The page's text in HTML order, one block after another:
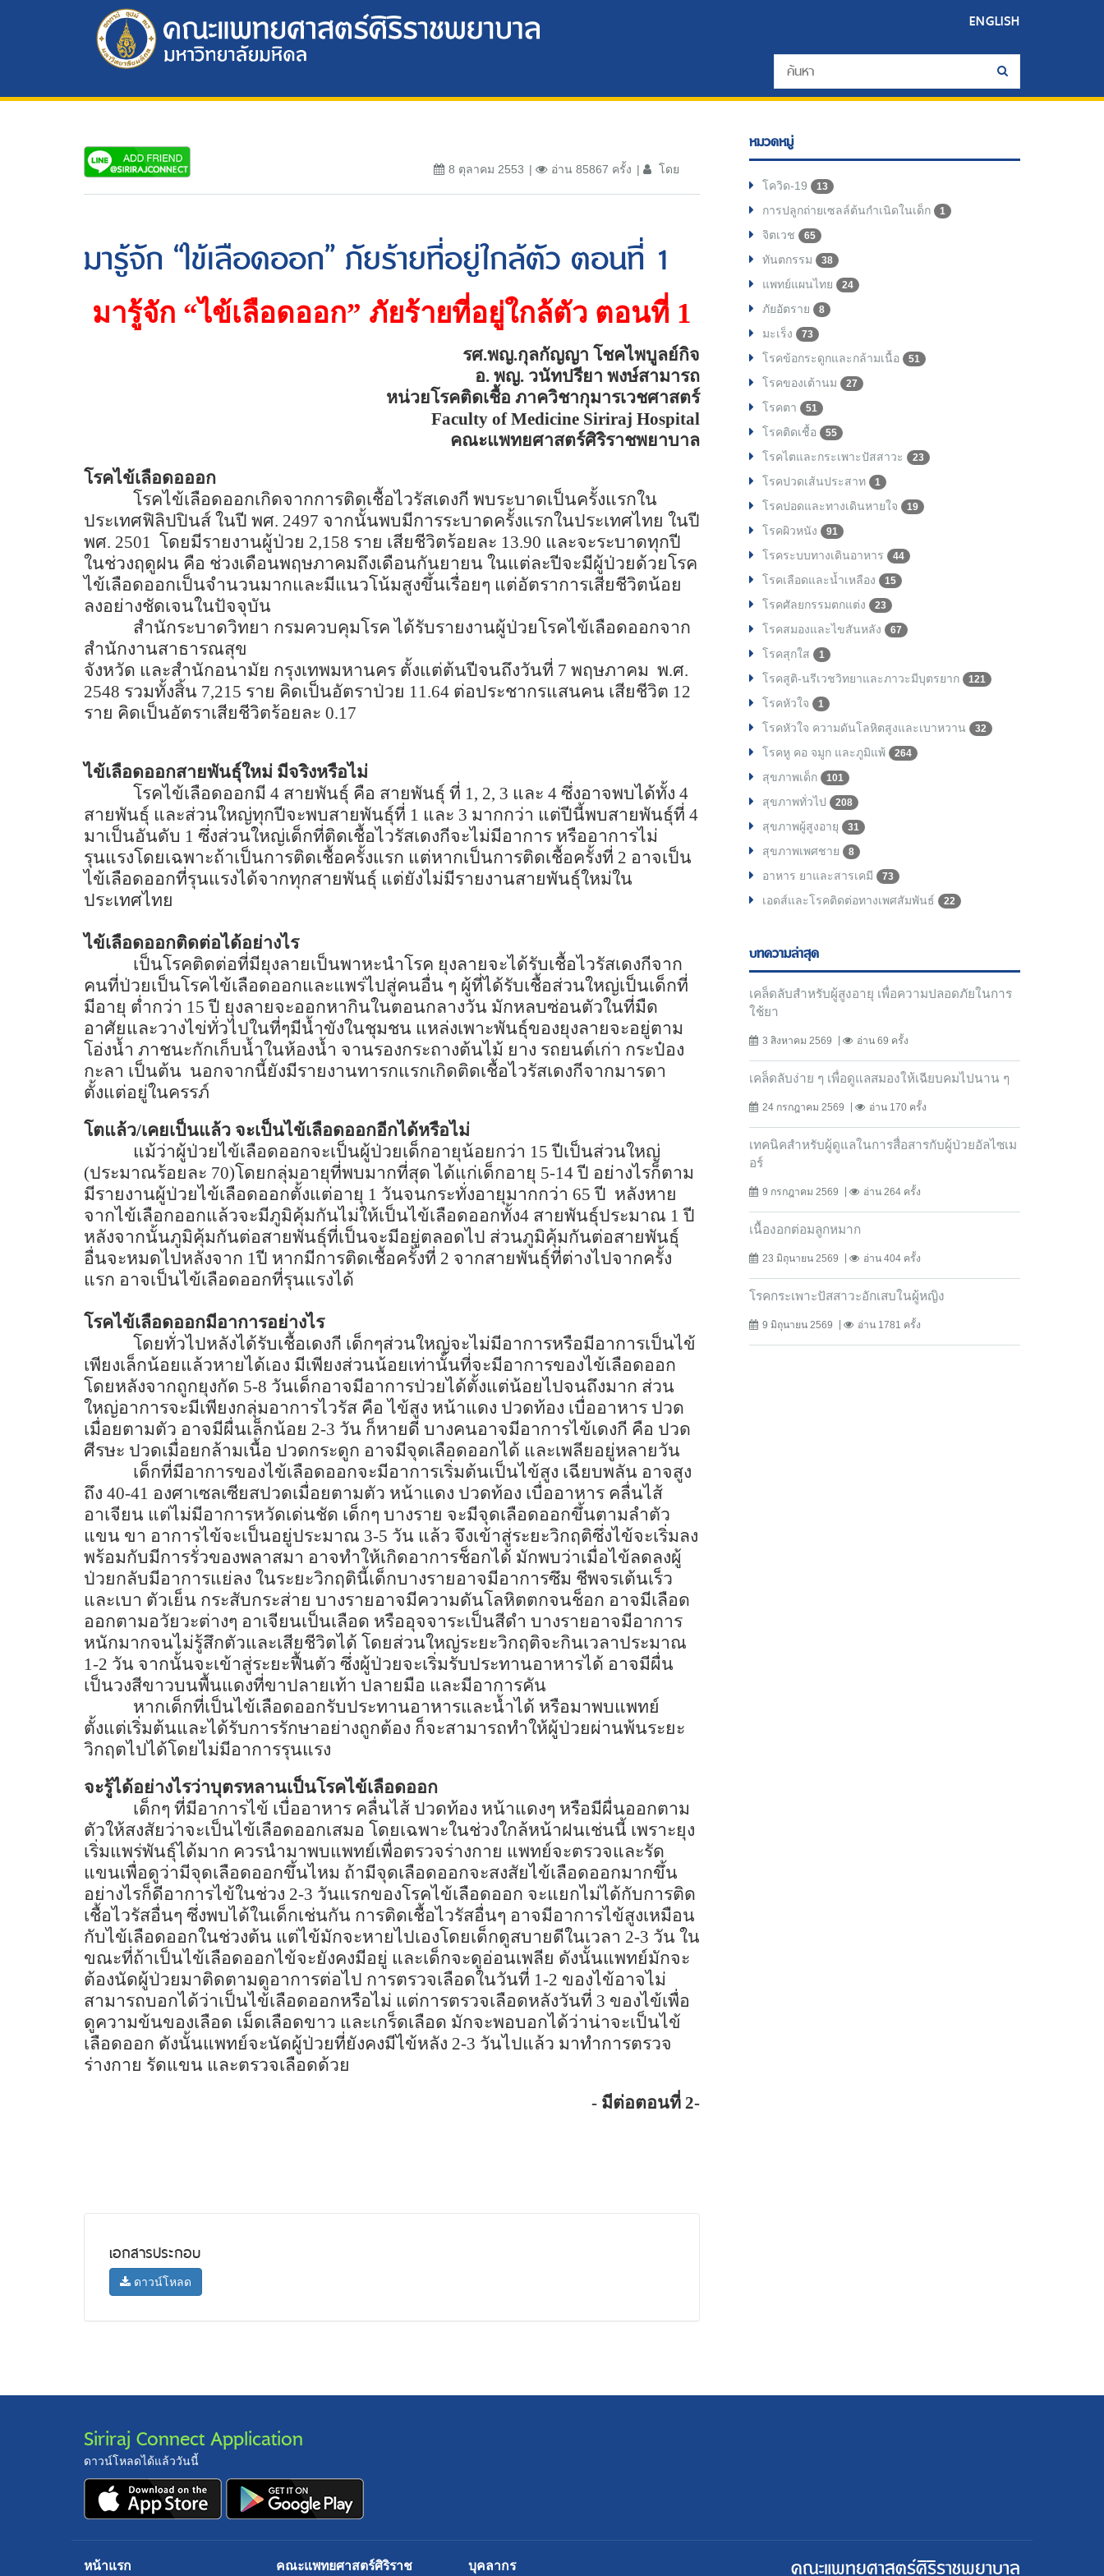
ENGLISH
8 ตุลาคม 2553 อ่าน 85867 ครั้ง โดย
มารู้จัก “ไข้เลือดออก” ภัยร้ายที่อยู่ใกล้ตัว ตอนที่ 1
มารู้จัก “ไข้เลือดออก” ภัยร้ายที่อยู่ใกล้ตัว ตอนที่ 1
รศ.พญ.กุลกัญญา โชคไพบูลย์กิจ
อ. พญ. วนัทปรียา พงษ์สามารถ
หน่วยโรคติดเชื้อ ภาควิชากุมารเวชศาสตร์
Faculty ofMedicine Siriraj Hospital
คณะแพทยศาสตร์ศิริราชพยาบาล
โรคไข้เลือดอออก
โรคไข้เลือดออกเกิดจากการติดเชื้อไวรัสเดงกี พบระบาดเป็นครั้งแรกใน
ประเทศฟิลิปปินส์ ในปี พศ. 2497 จากนั้นพบมีการระบาดครั้งแรกในประเทศไทย ในปี
พศ. 2501 โดยมีรายงานผู้ป่วย 2,158 ราย เสียชีวิตร้อยละ 13.90 และจะระบาดทุกปี
ในช่วงฤดูฝน คือ ช่วงเดือนพฤษภาคมถึงเดือนกันยายน ในแต่ละปีจะมีผู้ป่วยด้วยโรค
ไข้เลือดออกเป็นจำนวนมากและมีแนวโน้มสูงขึ้นเรื่อยๆ แต่อัตราการเสียชีวิตน้อย
ลงอย่างชัดเจนในปัจจุบัน
สำนักระบาดวิทยา กรมควบคุมโรค ได้รับรายงานผู้ป่วยโรคไข้เลือดออกจาก
สำนักงานสาธารณสุข
จังหวัด และสำนักอนามัย กรุงเทพมหานคร ตั้งแต่ต้นปีจนถึงวันที่ 7 พฤษภาคม พ.ศ.
2548 รวมทั้งสิ้น 7,215 ราย คิดเป็นอัตราป่วย 11.64 ต่อประชากรแสนคน เสียชีวิต 12
ราย คิดเป็นอัตราเสียชีวิตร้อยละ 0.17
ไข้เลือดออกสายพันธุ์ใหม่ มีจริงหรือไม่
โรคไข้เลือดออกมี 4 สายพันธุ์ คือ สายพันธุ์ ที่ 1, 2, 3 และ 4 ซึ่งอาจพบได้ทั้ง 4
สายพันธุ์ และส่วนใหญ่ทุกปีจะพบสายพันธุ์ที่ 1 และ 3 มากกว่า แต่ปีนี้พบสายพันธุ์ที่ 4
มาเป็นอันดับ 1 ซึ่งส่วนใหญ่เด็กที่ติดเชื้อไวรัสเดงกีจะไม่มีอาการ หรืออาการไม่
รุนแรงโดยเฉพาะถ้าเป็นการติดเชื้อครั้งแรก แต่หากเป็นการติดเชื้อครั้งที่ 2 อาจเป็น
ไข้เลือดออกที่รุนแรงได้จากทุกสายพันธุ์ แต่ยังไม่มีรายงานสายพันธุ์ใหม่ใน
ประเทศไทย
ไข้เลือดออกติดต่อได้อย่างไร
เป็นโรคติดต่อที่มียุงลายเป็นพาหะนำโรค ยุงลายจะได้รับเชื้อไวรัสเดงกีจาก
คนที่ป่วยเป็นโรคไข้เลือดออกและแพร่ไปสู่คนอื่น ๆ ผู้ที่ได้รับเชื้อส่วนใหญ่เป็นเด็กที่
มีอายุ ต่ำกว่า 15ปี ยุงลายจะออกหากินในตอนกลางวัน มักหลบซ่อนตัวในที่มืด
อาศัยและวางไข่ทั่วไปในที่ๆมีน้ำขังในชุมชน แหล่งเพาะพันธุ์ของยุงลายจะอยู่ตาม
โอ่งน้ำ ภาชนะกักเก็บน้ำในห้องน้ำ จานรองกระถางต้นไม้ ยาง รถยนต์เก่า กระป๋อง
กะลา เป็นต้น นอกจากนี้ยังมีรายงานทารกแรกเกิดติดเชื้อไวรัสเดงกีจากมารดา
ตั้งแต่อยู่ในครรภ์
โตแล้ว/เคยเป็นแล้ว จะเป็นไข้เลือดออกอีกได้หรือไม่
แม้ว่าผู้ป่วยไข้เลือดออกจะเป็นผู้ป่วยเด็กอายุน้อยกว่า 15ปีเป็นส่วนใหญ่
(ประมาณร้อยละ 70)โดยกลุ่มอายุที่พบมากที่สุด ได้แก่เด็กอายุ 5-14ปี อย่างไรก็ตาม
มีรายงานผู้ป่วยไข้เลือดออกตั้งแต่อายุ 1 วันจนกระทั่งอายุมากกว่า 65ปี หลังหาย
จากไข้เลือกออกแล้วจะมีภูมิคุ้มกันไม่ให้เป็นไข้เลือดออกทั้ง4 สายพันธุ์ประมาณ 1ปี
หลังจากนั้นภูมิคุ้มกันต่อสายพันธุ์ที่เป็นจะมีอยู่ตลอดไป ส่วนภูมิคุ้มกันต่อสายพันธุ์
อื่นจะหมดไปหลังจาก 1ปี หากมีการติดเชื้อครั้งที่ 2 จากสายพันธุ์ที่ต่างไปจากครั้ง
แรก อาจเป็นไข้เลือดออกที่รุนแรงได้
โรคไข้เลือดออกมีอาการอย่างไร
โดยทั่วไปหลังได้รับเชื้อเดงกี เด็กๆส่วนใหญ่จะไม่มีอาการหรือมีอาการเป็นไข้
เพียงเล็กน้อยแล้วหายได้เอง มีเพียงส่วนน้อยเท่านั้นที่จะมีอาการของไข้เลือดออก
โดยหลังจากถูกยุงกัด 5-8 วันเด็กอาจมีอาการป่วยได้ตั้งแต่น้อยไปจนถึงมาก ส่วน
ใหญ่อาการจะมีเพียงกลุ่มอาการไวรัส คือ ไข้สูง หน้าแดง ปวดท้อง เบื่ออาหาร ปวด
เมื่อยตามตัว อาจมีผื่นเล็กน้อย 2-3 วัน ก็หายดี บางคนอาจมีอาการไข้เดงกี คือ ปวด
ศีรษะ ปวดเมื่อยกล้ามเนื้อ ปวดกระดูก อาจมีจุดเลือดออกได้ และเพลียอยู่หลายวัน
เด็กที่มีอาการของไข้เลือดออกจะมีอาการเริ่มต้นเป็นไข้สูง เฉียบพลัน อาจสูง
ถึง 40-41 องศาเซลเซียสปวดเมื่อยตามตัว หน้าแดง ปวดท้อง เบื่ออาหาร คลื่นไส้
อาเจียน แต่ไม่มีอาการหวัดเด่นชัด เด็กๆ บางราย จะมีจุดเลือดออกขึ้นตามลำตัว
แขน ขา อาการไข้จะเป็นอยู่ประมาณ 3-5 วัน แล้ว จึงเข้าสู่ระยะวิกฤติซึ่งไข้จะเริ่มลง
พร้อมกับมีการรั่วของพลาสมา อาจทำให้เกิดอาการช็อกได้ มักพบว่าเมื่อไข้ลดลงผู้
ป่วยกลับมีอาการแย่ลง ในระยะวิกฤตินี้เด็กบางรายอาจมีอาการซึม ชีพจรเต้นเร็ว
และเบา ตัวเย็น กระสับกระส่าย บางรายอาจมีความดันโลหิตตกจนช็อก อาจมีเลือด
ออกตามอวัยวะต่างๆ อาเจียนเป็นเลือด หรืออุจจาระเป็นสีดำ บางรายอาจมีอาการ
หนักมากจนไม่รู้สึกตัวและเสียชีวิตได้ โดยส่วนใหญ่ระยะวิกฤติจะกินเวลาประมาณ
1-2 วัน จากนั้นจะเข้าสู่ระยะฟื้นตัว ซึ่งผู้ป่วยจะเริ่มรับประทานอาหารได้ อาจมีผื่น
เป็นวงสีขาวบนพื้นแดงที่ขาปลายเท้า ปลายมือ และมีอาการคัน
หากเด็กที่เป็นไข้เลือดออกรับประทานอาหารและน้ำได้ หรือมาพบแพทย์
ตั้งแต่เริ่มต้นและได้รับการรักษาอย่างถูกต้อง ก็จะสามารถทำให้ผู้ป่วยผ่านพ้นระยะ
วิกฤตไปได้โดยไม่มีอาการรุนแรง
จะรู้ได้อย่างไรว่าบุตรหลานเป็นโรคไข้เลือดออก
เด็กๆ ที่มีอาการไข้ เบื่ออาหาร คลื่นไส้ ปวดท้อง หน้าแดงๆ หรือมีผื่นออกตาม
ตัวให้สงสัยว่าจะเป็นไข้เลือดออกเสมอ โดยเฉพาะในช่วงใกล้หน้าฝนเช่นนี้ เพราะยุง
เริ่มแพร่พันธุ์ได้มาก ควรนำมาพบแพทย์เพื่อตรวจร่างกาย แพทย์จะตรวจและรัด
แขนเพื่อดูว่ามีจุดเลือดออกขึ้นไหม ถ้ามีจุดเลือดออกจะสงสัยไข้เลือดออกมากขึ้น
อย่างไรก็ดีอาการไข้ในช่วง 2-3 วันแรกของโรคไข้เลือดออก จะแยกไม่ได้กับการติด
เชื้อไวรัสอื่นๆ ซึ่งพบได้ในเด็กเช่นกัน การติดเชื้อไวรัสอื่นๆ อาจมีอาการไข้สูงเหมือน
กับไข้เลือดออกในช่วงต้น แต่ไข้มักจะหายไปเองโดยเด็กดูสบายดีในเวลา 2-3 วัน ใน
ขณะที่ถ้าเป็นไข้เลือดออกไข้จะยังคงมีอยู่ และเด็กจะดูอ่อนเพลีย ดังนั้นแพทย์มักจะ
ต้องนัดผู้ป่วยมาติดตามดูอาการต่อไป การตรวจเลือดในวันที่ 1-2 ของไข้อาจไม่
สามารถบอกได้ว่าเป็นไข้เลือดออกหรือไม่ แต่การตรวจเลือดหลังวันที่ 3 ของไข้เพื่อ
ดูความข้นของเลือด เม็ดเลือดขาว และเกร็ดเลือด มักจะพอบอกได้ว่าน่าจะเป็นไข้
เลือดออก ดังนั้นแพทย์จะนัดผู้ป่วยที่ยังคงมีไข้หลัง 2-3 วันไปแล้ว มาทำการตรวจ
ร่างกาย รัดแขน และตรวจเลือดด้วย
- มีต่อตอนที่ 2-
เอกสารประกอบ
ดาวน์โหลด
หมวดหมู่
โควิด-19 13
การปลูกถ่ายเซลล์ต้นกำเนิดในเด็ก 1
จิตเวช 65
ทันตกรรม 38
แพทย์แผนไทย 24
ภัยอัตราย 8
มะเร็ง 73
โรคข้อกระดูกและกล้ามเนื้อ 51
โรคของเต้านม 27
โรคตา 51
โรคติดเชื้อ 55
โรคไตและกระเพาะปัสสาวะ 23
โรคปวดเส้นประสาท 1
โรคปอดและทางเดินหายใจ 19
โรคผิวหนัง 91
โรคระบบทางเดินอาหาร 44
โรคเลือดและน้ำเหลือง 15
โรคศัลยกรรมตกแต่ง 23
โรคสมองและไขสันหลัง 67
โรคสุกใส 1
โรคสูติ-นรีเวชวิทยาและภาวะมีบุตรยาก 121
โรคหัวใจ 1
โรคหัวใจ ความดันโลหิตสูงและเบาหวาน 32
โรคหู คอ จมูก และภูมิแพ้ 264
สุขภาพเด็ก 101
สุขภาพทั่วไป 208
สุขภาพผู้สูงอายุ 31
สุขภาพเพศชาย 8
อาหาร ยาและสารเคมี 73
เอดส์และโรคติดต่อทางเพศสัมพันธ์ 22
บทความล่าสุด
เคล็ดลับสำหรับผู้สูงอายุ เพื่อความปลอดภัยในการ
ใช้ยา
3 สิงหาคม 2569 อ่าน 69 ครั้ง
เคล็ดลับง่าย ๆ เพื่อดูแลสมองให้เฉียบคมไปนาน ๆ
24 กรกฎาคม 2569 อ่าน 170 ครั้ง
เทคนิคสำหรับผู้ดูแลในการสื่อสารกับผู้ป่วยอัลไซเม
อร์
9 กรกฎาคม 2569 อ่าน 264 ครั้ง
เนื้องอกต่อมลูกหมาก
23 มิถุนายน 2569 อ่าน 404 ครั้ง
โรคกระเพาะปัสสาวะอักเสบในผู้หญิง
9 มิถุนายน 2569 อ่าน 1781 ครั้ง
Siriraj Connect Application
ดาวน์โหลดได้แล้ววันนี้
หน้าแรก คณะแพทยศาสตร์ศิริราช บุคลากร คณะแพทยศาสตร์ศิริราชพยาบาล